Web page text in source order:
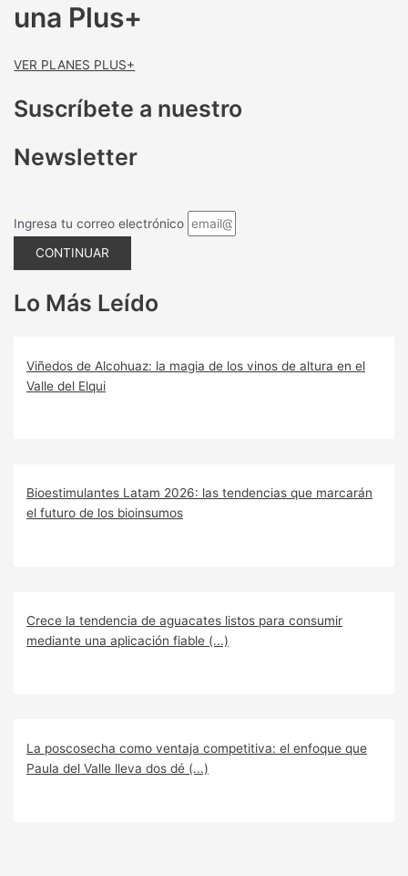
una Plus+
VER PLANES PLUS+
Suscríbete a nuestro
Newsletter
Ingresa tu correo electrónico
CONTINUAR
Lo Más Leído
Viñedos de Alcohuaz: la magia de los vinos de altura en el
Valle del Elqui
Bioestimulantes Latam 2026: las tendencias que marcarán
el futuro de los bioinsumos
Crece la tendencia de aguacates listos para consumir
mediante una aplicación fiable (...)
La poscosecha como ventaja competitiva: el enfoque que
Paula del Valle lleva dos dé (...)